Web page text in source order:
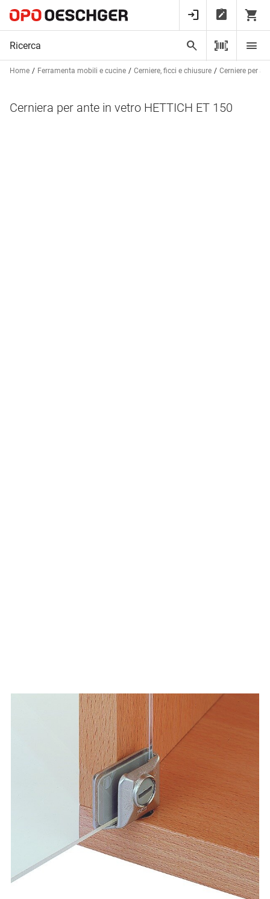
Home Ferramenta mobili e cucine Cerniere, ficci e chiusure Cerniere per
Cerniera per ante in vetro HETTICH ET 150